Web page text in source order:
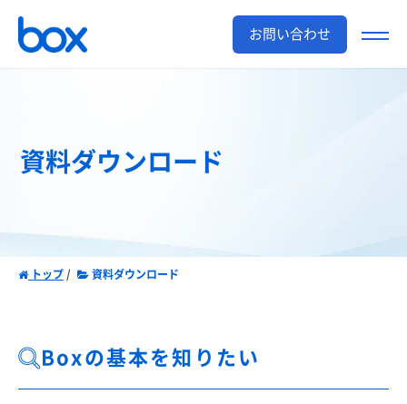
お問い合わせ
資料ダウンロード
トップ 資料ダウンロード
Boxの基本を知りたい